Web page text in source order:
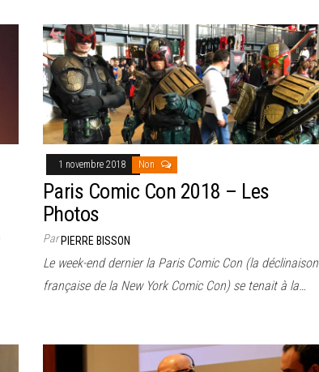
1 novembre 2018 Non
Paris Comic Con 2018 – Les
Photos
ParPIERRE BISSON
Le week-end dernier la Paris Comic Con (la déclinaison
française de la New York Comic Con) se tenait à la…